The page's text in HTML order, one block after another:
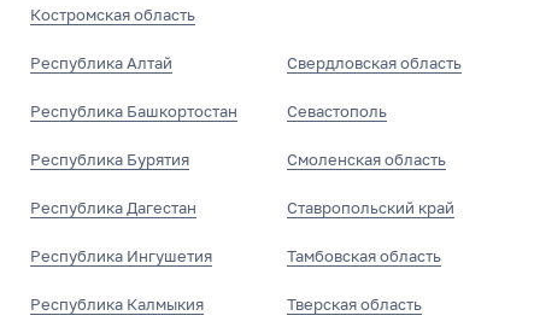
Костромская область
Республика Алтай
Республика Башкортостан
Республика Бурятия
Республика Дагестан
Республика Ингушетия
Республика Калмыкия
Свердловская область
Севастополь
Смоленская область
Ставропольский край
Тамбовская область
Тверская область